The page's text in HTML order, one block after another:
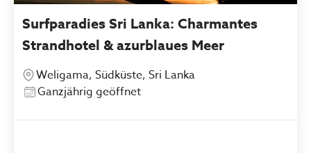
Surfparadies Sri Lanka: Charmantes
Strandhotel & azurblaues Meer
Weligama, Südküste, Sri Lanka
Ganzjährig geöffnet